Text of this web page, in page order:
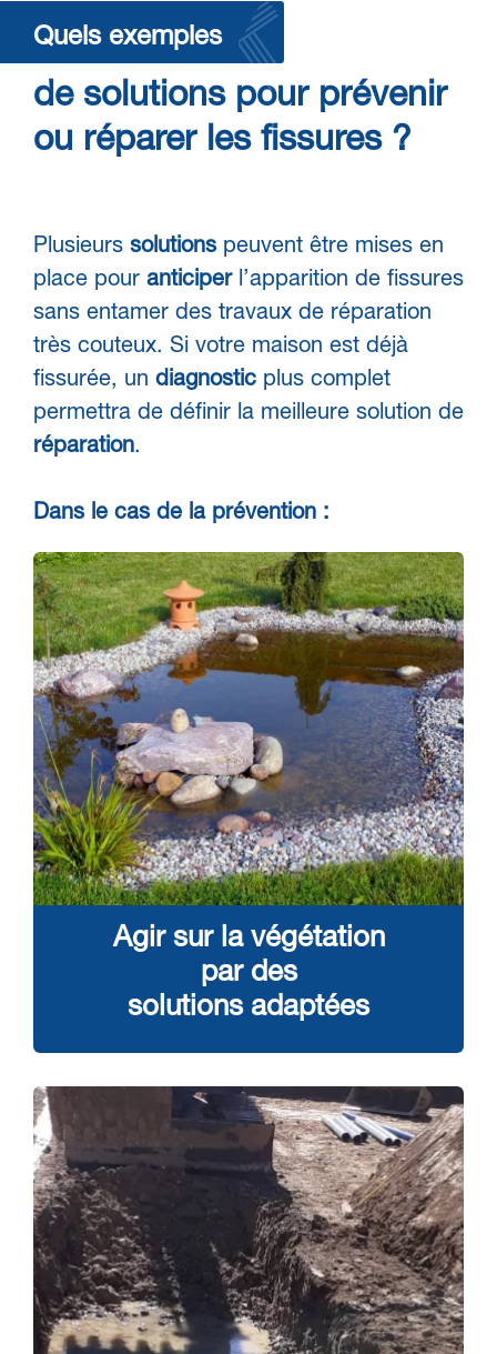
Quels exemples
de solutions pour prévenir
ou réparer les fissures ?
Plusieurs solutionspeuvent être mises en
place pour anticiperl’apparition de fissures
sans entamer des travaux de réparation
très couteux. Si votre maison est déjà
fissurée, un diagnostic plus complet
permettra de définir la meilleure solution de
réparation.
Dans le cas de la prévention :
Agir sur la végétation
par des
solutions adaptées